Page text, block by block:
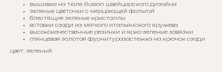
вышивка на тюле illusion швейцарского дизайна
зеленые цветочки с мерцающей фольгой
блестящие зеленые кристаллы
вставки сзади из мягкого итальянского кружева
высококачественные резинки и ярко-зеленые завязки
глянцевая золотая фурнитуразастежка на крючок сзади
цвет: зеленый